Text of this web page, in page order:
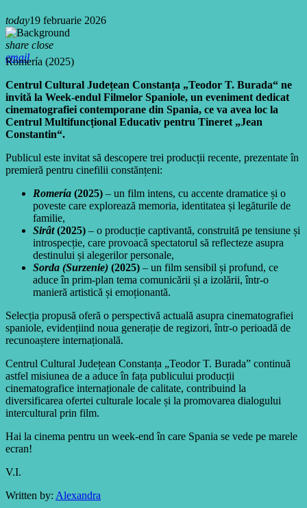
today19 februarie 2026
share close
email
Romería (2025)
Centrul Cultural Județean Constanța „Teodor T. Burada“ ne
invită la Week-endul Filmelor Spaniole, un eveniment dedicat
cinematografiei contemporane din Spania, ce va avea loc la
Centrul Multifuncțional Educativ pentru Tineret „Jean
Constantin“.
Publicul este invitat să descopere trei producții recente, prezentate în
premieră pentru cinefilii constănțeni:
Romería (2025) – un film intens, cu accente dramatice și o
poveste care explorează memoria, identitatea și legăturile de
familie,
Sirât(2025) – o producție captivantă, construită pe tensiune și
introspecție, care provoacă spectatorul să reflecteze asupra
destinului și alegerilor personale,
Sorda (Surzenie) (2025) – un film sensibil și profund, ce
aduce în prim-plan tema comunicării și a izolării, într-o
manieră artistică și emoționantă.
Selecția propusă oferă o perspectivă actuală asupra cinematografiei
spaniole, evidențiind noua generație de regizori, într-o perioadă de
recunoaștere internațională.
Centrul Cultural Județean Constanța „Teodor T. Burada” continuă
astfel misiunea de a aduce în fața publicului producții
cinematografice internaționale de calitate, contribuind la
diversificarea ofertei culturale locale și la promovarea dialogului
intercultural prin film.
Hai la cinema pentru un week-end în care Spania se vede pe marele
ecran!
V.I.
Written by: Alexandra